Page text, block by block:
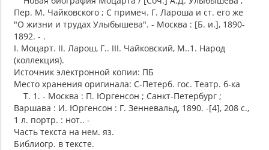
Пер. М. Чайковского ; С примеч. Г. Лароша и ст. его же
"О жизни и трудах Улыбышева". - Москва : [Б. и.], 1890-
1892. - .
I. Моцарт. II. Ларош, Г.. III. Чайковский, М..1. Народ
(коллекция).
Источник электронной копии: ПБ
Место хранения оригинала: С-Петерб. гос. Театр. б-ка
Т. 1. - Москва : П. Юргенсон ; Санкт-Петербург ;
Варшава : И. Юргенсон : Г. Зенневальд, 1890. -[4], 208 с.,
1 л. портр. : нот.. -
Часть текста на нем. яз.
Библиогр. в тексте.